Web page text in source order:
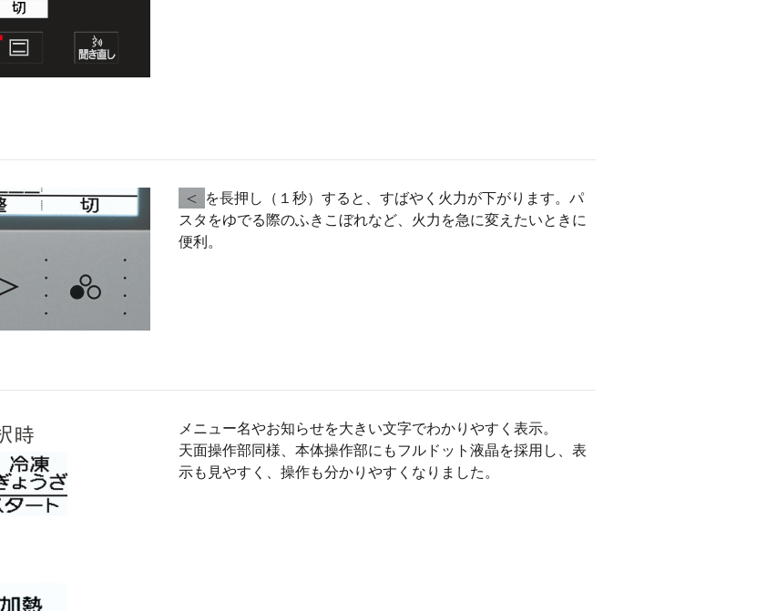
を長押し（１秒）すると、すばやく火力が下がります。パ
スタをゆでる際のふきこぼれなど、火力を急に変えたいときに
便利。
メニュー名やお知らせを大きい文字でわかりやすく表示。
天面操作部同様、本体操作部にもフルドット液晶を採用し、表
示も見やすく、操作も分かりやすくなりました。